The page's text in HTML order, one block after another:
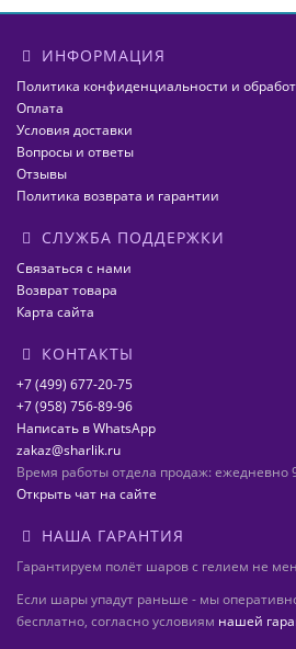
ИНФОРМАЦИЯ
Политика конфиденциальности и
Оплата
Условия доставки
Вопросы и ответы
Отзывы
Политика возврата и гарантии
СЛУЖБА ПОДДЕРЖКИ
Связаться с нами
Возврат товара
Карта сайта
КОНТАКТЫ
+7 (499) 677-20-75
+7 (958) 756-89-96
Написать в WhatsApp
zakaz@sharlik.ru
Время работы отдела продаж: ежедневно
Открыть чат на сайте
НАША ГАРАНТИЯ
Гарантируем полёт шаров с гелием не
Если шары упадут раньше - мы
бесплатно, согласно условиям нашей